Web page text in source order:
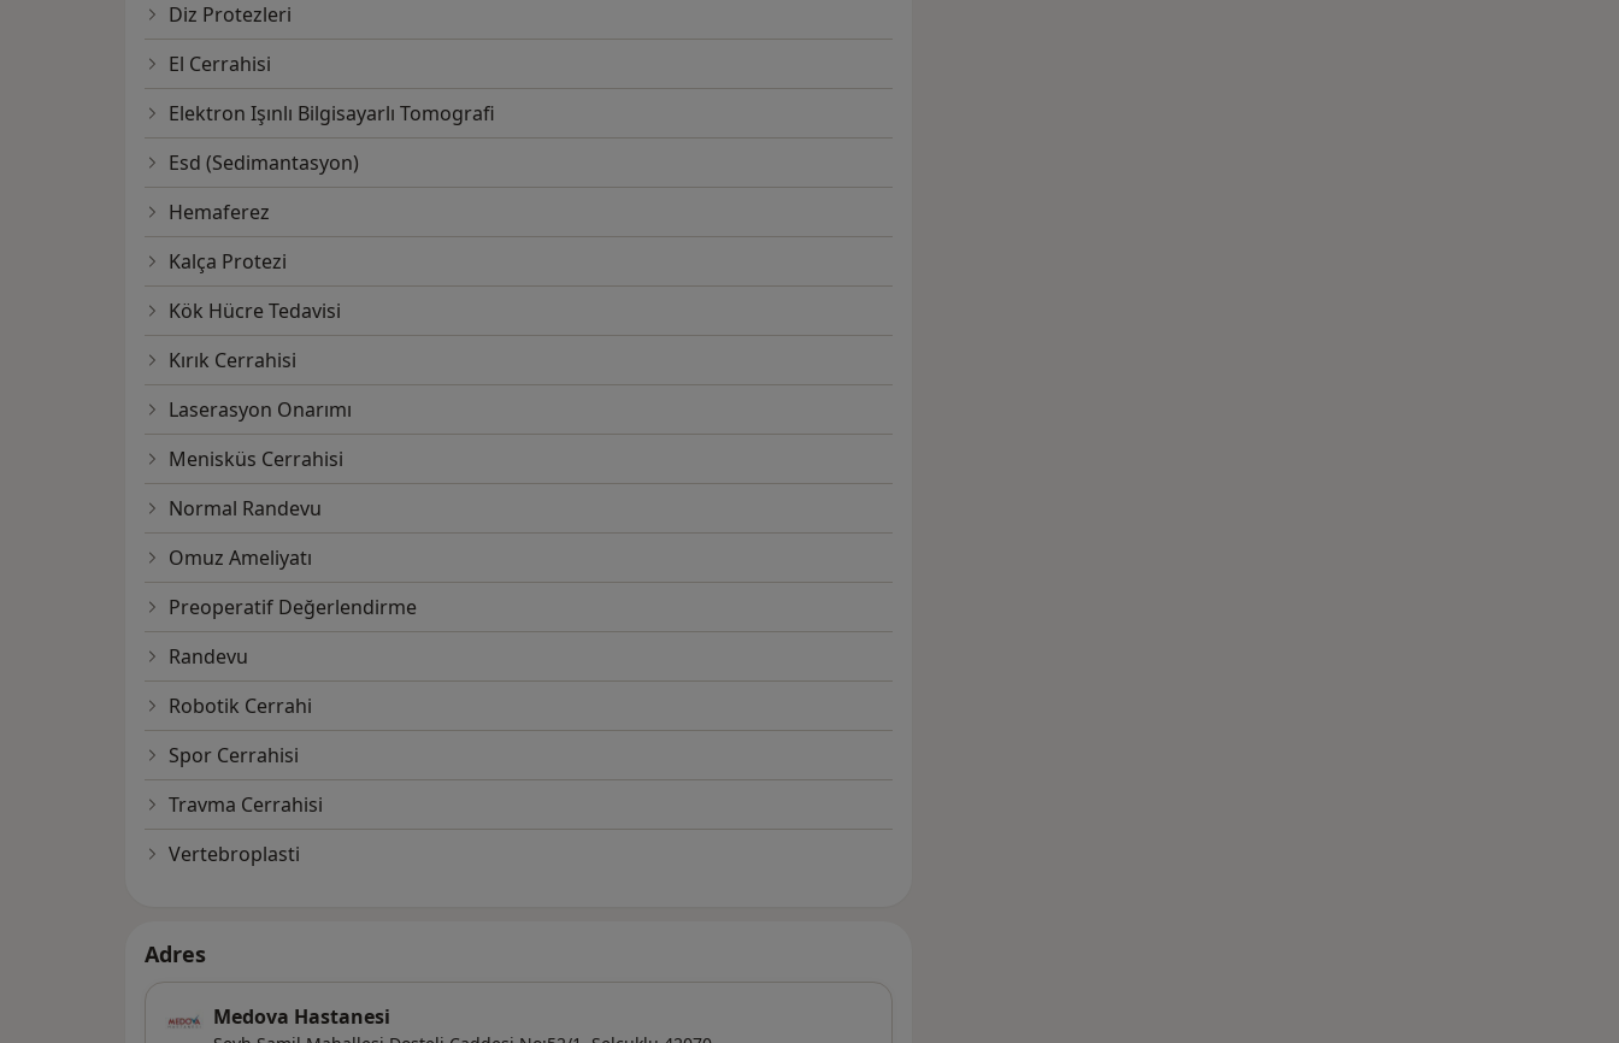
Diz Protezleri
El Cerrahisi
Elektron Işınlı Bilgisayarlı Tomografi
Esd (Sedimantasyon)
Hemaferez
Kalça Protezi
Kök Hücre Tedavisi
Kırık Cerrahisi
Laserasyon Onarımı
Menisküs Cerrahisi
Normal Randevu
Omuz Ameliyatı
Preoperatif Değerlendirme
Randevu
Robotik Cerrahi
Spor Cerrahisi
Travma Cerrahisi
Vertebroplasti
Adres
Medova Hastanesi